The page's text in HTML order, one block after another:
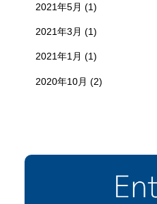
2021年5月 (1)
2021年3月 (1)
2021年1月 (1)
2020年10月 (2)